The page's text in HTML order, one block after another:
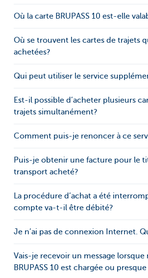
Où la carte BRUPASS 10 est-elle
Où se trouvent les cartes de trajets
achetées?
Qui peut utiliser le service
Est-il possible d’acheter plusieurs
trajets simultanément?
Comment puis-je renoncer à ce
Puis-je obtenir une facture pour le
transport acheté?
La procédure d’achat a été
compte va-t-il être débité?
Je n’ai pas de connexion Internet.
Vais-je recevoir un message lorsque
BRUPASS 10 est chargée ou